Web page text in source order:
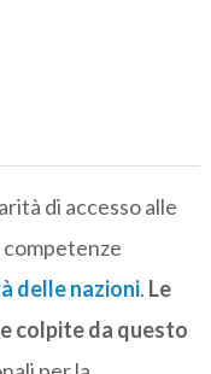
di accesso alle
competenze
delle nazioni. Le
colpite da questo